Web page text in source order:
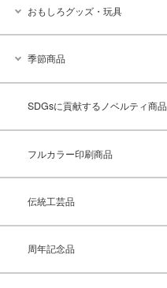
おもしろグッズ・玩具
季節商品
SDGsに貢献するノベルティ商品
フルカラー印刷商品
伝統工芸品
周年記念品